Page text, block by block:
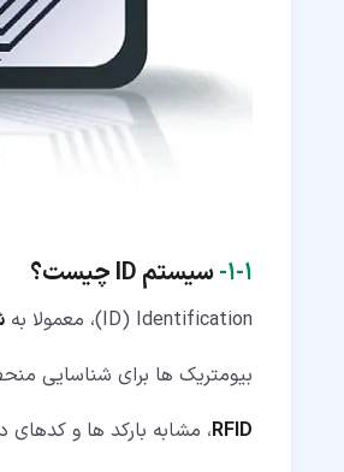
۱۱‏- استاندارد های RFID چیست؟
۱‏-‏۱‏- سیستم ID چیست؟
ID) Identification)، معمولا به
بیومتریک ها برای شناسایی
RFID، مشابه بارکد ها و کدهای